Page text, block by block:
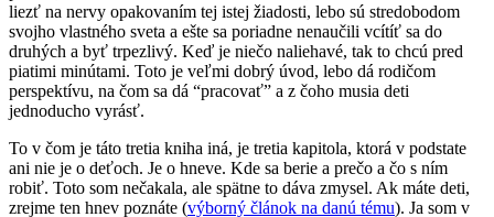
liezť na nervy opakovaním tej istej žiadosti, lebo sú stredobodom
svojho vlastného sveta a ešte sa poriadne nenaučili vcítíť sa do
druhých a byť trpezlivý. Keď je niečo naliehavé, tak to chcú pred
piatimi minútami. Toto je veľmi dobrý úvod, lebo dá rodičom
perspektívu, na čom sa dá “pracovať” a z čoho musia deti
jednoducho vyrásť.
To v čom je táto tretia kniha iná, je tretia kapitola, ktorá v podstate
ani nie je o deťoch. Je o hneve. Kde sa berie a prečo a čo s ním
robiť. Toto som nečakala, ale spätne to dáva zmysel. Ak máte deti,
zrejme ten hnev poznáte (výborný článok na danú tému). Ja som v